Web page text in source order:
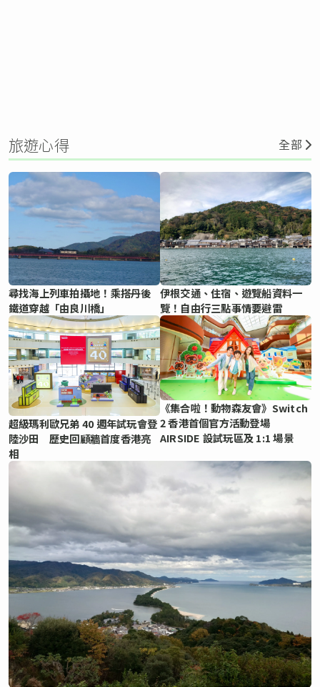
旅遊心得 全部
尋找海上列車拍攝地！乘搭丹後
鐵道穿越「由良川橋」
伊根交通、住宿、遊覽船資料一
覽！自由行三點事情要避雷
超級瑪利歐兄弟 40 週年試玩會登
陸沙田 歷史回顧牆首度香港亮
相
《集合啦！動物森友會》Switch
2 香港首個官方活動登場
AIRSIDE 設試玩區及 1:1 場景